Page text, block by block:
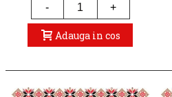
- +
Adauga in cos